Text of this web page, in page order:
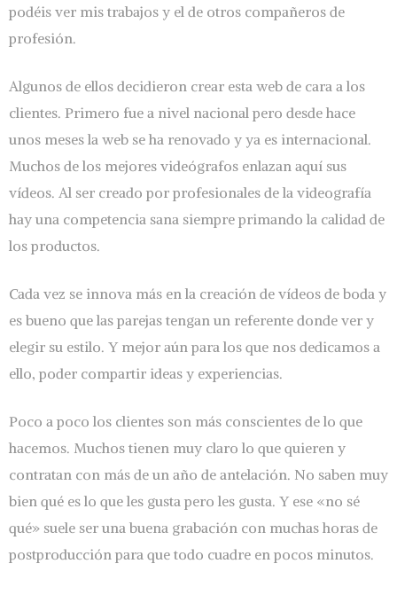
podéis ver mis trabajos y el de otros compañeros de
profesión.
Algunos de ellos decidieron crear esta web de cara a los
clientes. Primero fue a nivel nacional pero desde hace
unos meses la web se ha renovado y ya es internacional.
Muchos de los mejores videógrafos enlazan aquí sus
vídeos. Al ser creado por profesionales de la videografía
hay una competencia sana siempre primando la calidad de
los productos.
Cada vez se innova más en la creación de vídeos de boda y
es bueno que las parejas tengan un referente donde ver y
elegir su estilo. Y mejor aún para los que nos dedicamos a
ello, poder compartir ideas y experiencias.
Poco a poco los clientes son más conscientes de lo que
hacemos. Muchos tienen muy claro lo que quieren y
contratan con más de un año de antelación. No saben muy
bien qué es lo que les gusta pero les gusta. Y ese «no sé
qué» suele ser una buena grabación con muchas horas de
postproducción para que todo cuadre en pocos minutos.